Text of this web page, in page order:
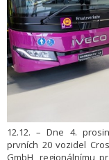
12.12. – Dne 4.
prvních 20 vozidel
GmbH, regionálnímu